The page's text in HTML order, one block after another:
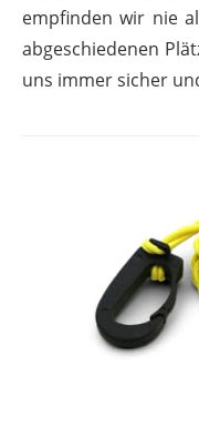
empfinden wir nie
abgeschiedenen
uns immer sicher